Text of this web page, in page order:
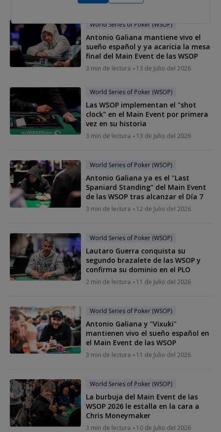
World Series of Poker (WSOP)
Antonio Galiana mantiene vivo el
sueño español y ya acaricia la mesa
final del Main Event de las WSOP
3 min de lectura 13 de Julio del 2026
World Series of Poker (WSOP)
Las WSOP implementan el "shot
clock" en el Main Event por primera
vez en su historia
3 min de lectura 13 de Julio del 2026
World Series of Poker (WSOP)
Antonio Galiana ya es el "Last
Spaniard Standing" del Main Event
de las WSOP tras alcanzar el Día 7
3 min de lectura 12 de Julio del 2026
World Series of Poker (WSOP)
Lautaro Guerra conquista su
segundo brazalete de las WSOP y
confirma su dominio en el PLO
2 min de lectura 11 de Julio del 2026
World Series of Poker (WSOP)
Antonio Galiana y "Vixuki"
mantienen vivo el sueño español en
el Main Event de las WSOP
3 min de lectura 11 de Julio del 2026
World Series of Poker (WSOP)
La burbuja del Main Event de las
WSOP 2026 le estalla en la cara a
Chris Moneymaker
3 min de lectura 10 de Julio del 2026